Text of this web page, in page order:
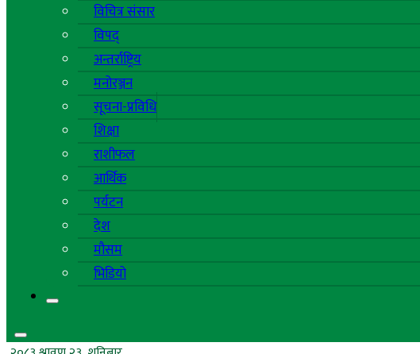
विचित्र संसार
विपद्
अन्तर्राष्ट्रिय
मनोरञ्जन
सूचना-प्रविधि
शिक्षा
राशीफल
आर्थिक
पर्यटन
देश
मौसम
भिडियो